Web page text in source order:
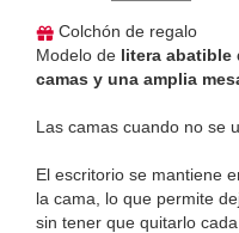
Colchón de regalo
Modelo de litera abatible
camas y una amplia
Las camas cuando no se
El escritorio se mantiene
la cama, lo que permite
sin tener que quitarlo